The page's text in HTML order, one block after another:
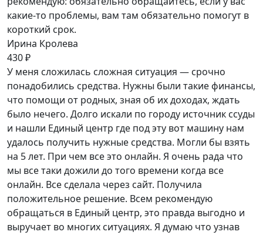
какие-то проблемы, вам там обязательно помогут в
короткий срок.
Ирина Кролева
430 ₽
У меня сложилась сложная ситуация — срочно
понадобились средства. Нужны были такие финансы,
что помощи от родных, зная об их доходах, ждать
было нечего. Долго искали по городу источник ссуды
и нашли Единый центр где под эту вот машину нам
удалось получить нужные средства. Могли бы взять
на 5 лет. При чем все это онлайн. Я очень рада что
мы все таки дожили до того времени когда все
онлайн. Все сделала через сайт. Получила
положительное решение. Всем рекомендую
обращаться в Единый центр, это правда выгодно и
выручает во многих ситуациях. Я думаю что узнав